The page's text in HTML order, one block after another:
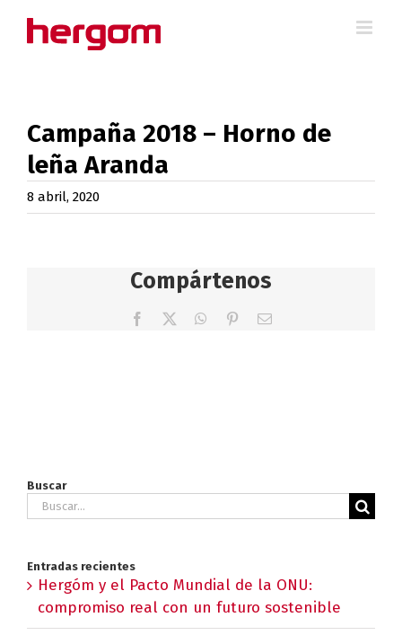
Campaña 2018 – Horno de
leña Aranda
8 abril, 2020
Compártenos
Facebook WhatsApp
PinterestCorreo
Buscar
Buscar:
Entradas recientes
Hergóm y el Pacto Mundial de la ONU:
compromiso real con un futuro sostenible